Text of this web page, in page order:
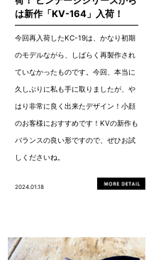
は新作「KV-164」入荷！
今回再入荷したKC-19は、かなり初期
のモデルながら、しばらく再製作され
ていなかったものです。今回、本当に
久しぶりに私も手に取りましたが、や
はり非常に良く出来たデザイン！小顔
のお客様におすすめです！KVの新作も
バランスの良い形ですので、ぜひお試
しくださいね。
2024.01.18